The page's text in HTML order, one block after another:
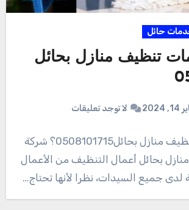
حائل
تنظيف منازل بحائل
2024 لا توجد تعليقات
شركة خدمات تنظيف منازل بحائل0508101715؟ شركة
بحائل أعمال التنظيف من الأعمال
لدى جميع السيدات، نظرا لأنها تحتاج…